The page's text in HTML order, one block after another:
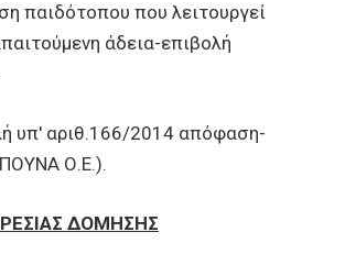
παιδότοπου που λειτουργεί
άδεια-επιβολή
υπ' αριθ.166/2014 απόφαση-
Ο.Ε.).
ΔΟΜΗΣΗΣ